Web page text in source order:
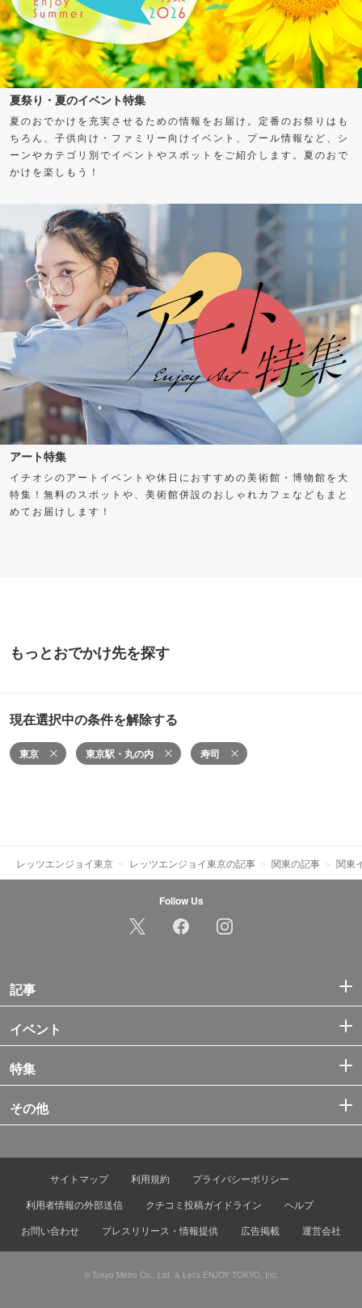
夏祭り・夏のイベント特集
夏のおでかけを充実させるための情報をお届け。定番のお祭りはも
ちろん、子供向け・ファミリー向けイベント、プール情報など、シ
ーンやカテゴリ別でイベントやスポットをご紹介します。夏のおで
かけを楽しもう！
アート特集
イチオシのアートイベントや休日におすすめの美術館・博物館を大
特集！無料のスポットや、美術館併設のおしゃれカフェなどもまと
めてお届けします！
もっとおでかけ先を探す
現在選択中の条件を解除する
東京 東京駅・丸の内 寿司
レッツエンジョイ東京 レッツエンジョイ東京の記事 関東の記事 関東
Follow Us
記事
イベント
特集
その他
サイトマップ 利用規約
プライバシーポリシー
利用者情報の外部送信
クチコミ投稿ガイドライン
ヘルプ
お問い合わせ
プレスリリース・情報提供 広告掲載 運営会社
© Tokyo Metro Co., Ltd. & Let’s ENJOY TOKYO, Inc.